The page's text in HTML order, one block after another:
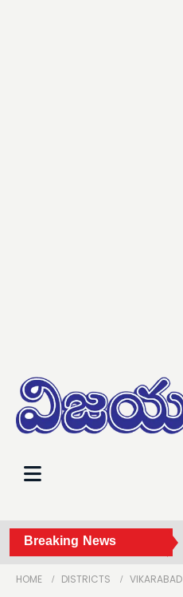
Breaking News
ఢిల్లీకి తెలంగాణ బీజేపీ నేతలు •
HOME DISTRICTS VIKARABAD